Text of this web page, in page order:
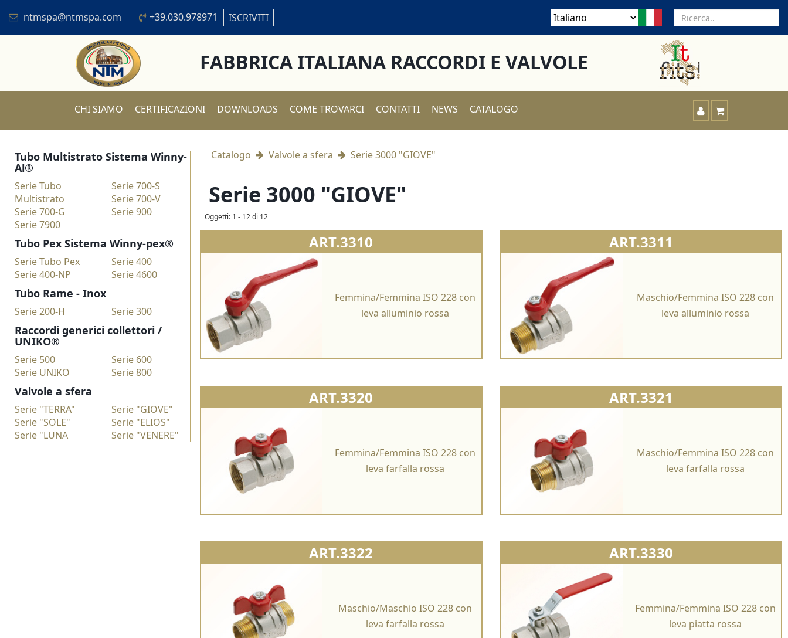
ntmspa@ntmspa.com +39.030.978971 ISCRIVITI
FABBRICA ITALIANA RACCORDI E VALVOLE
CHI SIAMO CERTIFICAZIONI DOWNLOADS COME TROVARCI CONTATTI NEWS CATALOGO
Tubo Multistrato Sistema Winny-
Al®
Serie Tubo
Multistrato
Serie 700-S
Serie 700-V
Serie 700-G
Serie 900
Serie 7900
Tubo Pex Sistema Winny-pex®
Serie Tubo Pex
Serie 400
Serie 400-NP
Serie 4600
Tubo Rame - Inox
Serie 200-H Serie 300
Raccordi generici collettori /
UNIKO®
Serie 500
Serie 600
Serie UNIKO
Serie 800
Valvole a sfera
Serie "TERRA"
Serie "GIOVE"
Serie "SOLE"
Serie "ELIOS"
Serie "LUNA
Serie "VENERE"
Catalogo Valvole a sfera Serie 3000 "GIOVE"
Serie 3000 "GIOVE"
Oggetti: 1 - 12 di 12
ART.3310
Femmina/Femmina ISO 228 con
leva alluminio rossa
ART.3311
Maschio/Femmina ISO 228 con
leva alluminio rossa
ART.3320
Femmina/Femmina ISO 228 con
leva farfalla rossa
ART.3321
Maschio/Femmina ISO 228 con
leva farfalla rossa
ART.3322
Maschio/Maschio ISO 228 con
leva farfalla rossa
ART.3330
Femmina/Femmina ISO 228 con
leva piatta rossa